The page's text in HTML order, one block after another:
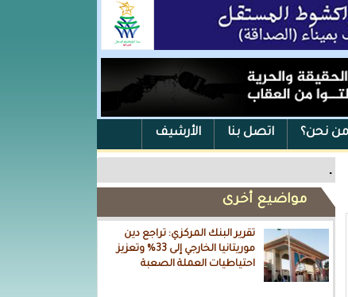
من نحن؟ اتصل بنا الأرشيف
.
مواضيع أخرى
تقرير البنك المركزي: تراجع دين
موريتانيا الخارجي إلى 33% وتعزيز
احتياطيات العملة الصعبة